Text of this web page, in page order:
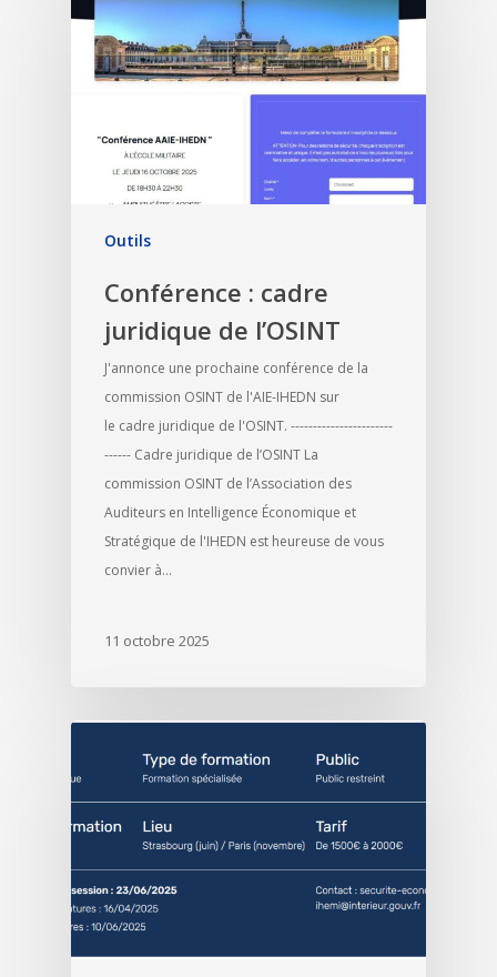
Outils
Conférence : cadre
juridique de l’OSINT
J'annonce une prochaine conférence de la
commission OSINT de l'AIE-IHEDN sur
le cadre juridique de l'OSINT. -----------------------
------ Cadre juridique de l’OSINT La
commission OSINT de l’Association des
Auditeurs en Intelligence Économique et
Stratégique de l'IHEDN est heureuse de vous
convier à…
11 octobre 2025